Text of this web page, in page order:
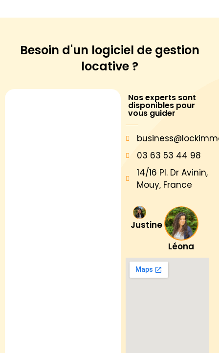
Besoin d'un logiciel de gestion
locative ?
Nos experts sont
disponibles pour
vous guider
03 63 53 44 98
14/16 Pl. Dr Avinin,
Mouy, France
Justine
Léona